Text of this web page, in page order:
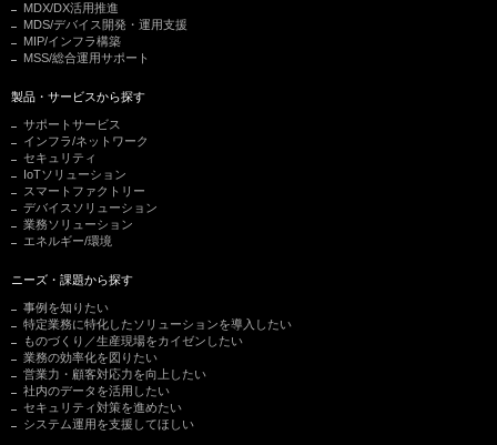
MDX/DX活用推進
MDS/デバイス開発・運用支援
MIP/インフラ構築
MSS/総合運用サポート
製品・サービスから探す
サポートサービス
インフラ/ネットワーク
セキュリティ
IoTソリューション
スマートファクトリー
デバイスソリューション
業務ソリューション
エネルギー/環境
ニーズ・課題から探す
事例を知りたい
特定業務に特化したソリューションを導入したい
ものづくり／生産現場をカイゼンしたい
業務の効率化を図りたい
営業力・顧客対応力を向上したい
社内のデータを活用したい
セキュリティ対策を進めたい
システム運用を支援してほしい